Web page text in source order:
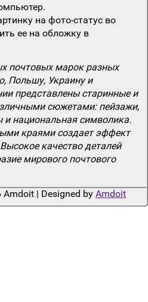
на фото-статус во
ее на обложку в
почтовых марок разных
Польшу, Украину и
представлены старинные и
сюжетами: пейзажи,
и национальная символика.
краями создает эффект
качество деталей
мирового почтового
| Designed by Amdoit